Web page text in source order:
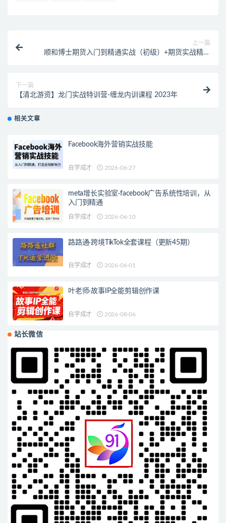
上一篇
顺和博士期货入门到精通实战（初级）+期货实战精华
下一篇
【清北游资】龙门实战特训营-缠龙内训课程 2023年
相关文章
Facebook海外营销实战技能
自学成才 2026-06-27
meta增长实验室·facebook广告系统性培训，从
入门到精通
自学成才 2026-06-10
路路通·跨境TikTok全套课程（更新45期）
自学成才 2026-06-01
叶老师·故事IP全能剪辑创作课
自学成才 2026-08-06
站长微信